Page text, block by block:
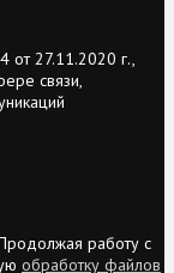
27.11.2020 г.,
связи,
работу с
обработку файлов